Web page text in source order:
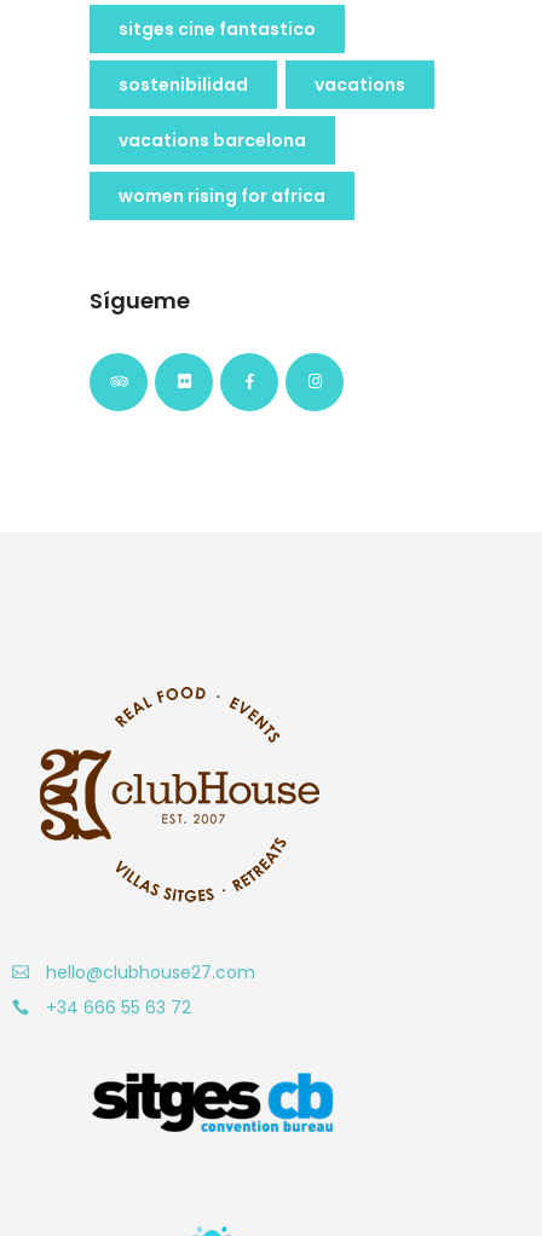
sitges cine fantastico
sostenibilidad vacations
vacations barcelona
women rising for africa
Sígueme
hello@clubhouse27.com
+34 666 55 63 72